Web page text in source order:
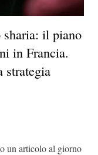
il piano
in Francia.
strategia
un articolo al giorno